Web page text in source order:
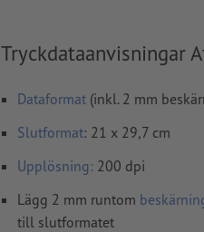
Tryckdataanvisningar
Dataformat (inkl. 2 mm
Slutformat: 21 x 29,7 cm
Upplösning: 200 dpi
Lägg 2 mm runtom
till slutformatet